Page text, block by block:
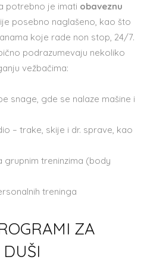
potrebno je imati obaveznu
posebno naglašeno, kao što
koje rade non stop, 24/7.
podrazumevaju nekoliko
vežbačima:
snage, gde se nalaze mašine i
– trake, skije i dr. sprave, kao
grupnim treninzima (body
treninga
ZA